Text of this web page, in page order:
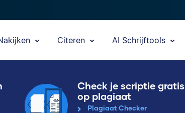
Citeren AI Schrijftools
Check je scriptie gratis
op plagiaat
Plagiaat Checker